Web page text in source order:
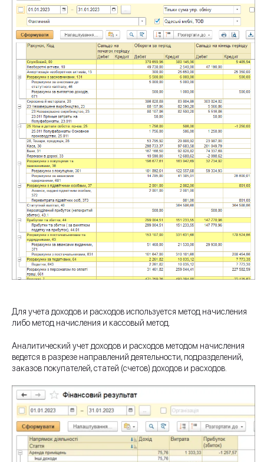
Для учета доходов и расходов используется метод начисления
либо метод начисления и кассовый метод.
Аналитический учет доходов и расходов методом начисления
ведется в разрезе направлений деятельности, подразделений,
заказов покупателей, статей (счетов) доходов и расходов.